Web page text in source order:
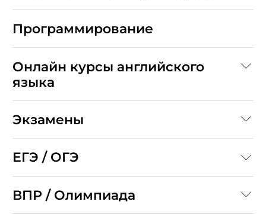
Программирование
Онлайн курсы английского
языка
Экзамены
ЕГЭ / ОГЭ
ВПР / Олимпиада